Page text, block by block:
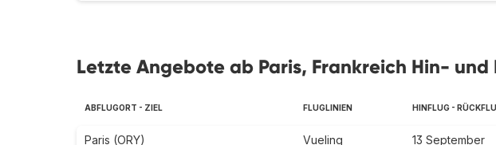
Letzte Angebote ab Paris, Frankreich Hin- und
ABFLUGORT - ZIEL FLUGLINIEN HINFLUG -
Paris (ORY)
Vueling
13 September